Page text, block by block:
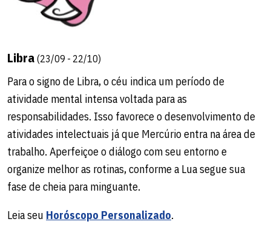
Libra (23/09 - 22/10)
Para o signo de Libra, o céu indica um período de
atividade mental intensa voltada para as
responsabilidades. Isso favorece o desenvolvimento de
atividades intelectuais já que Mercúrio entra na área de
trabalho. Aperfeiçoe o diálogo com seu entorno e
organize melhor as rotinas, conforme a Lua segue sua
fase de cheia para minguante.
Leia seu Horóscopo Personalizado.